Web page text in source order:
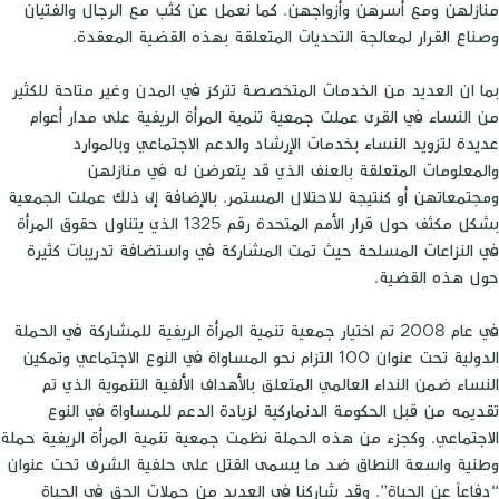
منازلهن ومع أسرهن وأزواجهن. كما نعمل عن كثب مع الرجال والفتيان
وصناع القرار لمعالجة التحديات المتعلقة بهذه القضية المعقدة.
بما ان العديد من الخدمات المتخصصة تتركز في المدن وغير متاحة للكثير
من النساء في القرى عملت جمعية تنمية المرأة الريفية على مدار أعوام
عديدة لتزويد النساء بخدمات الإرشاد والدعم الاجتماعي وبالموارد
والمعلومات المتعلقة بالعنف الذي قد يتعرضن له في منازلهن
ومجتمعاتهن أو كنتيجة للاحتلال المستمر. بالإضافة إلى ذلك عملت الجمعية
بشكل مكثف حول قرار الأمم المتحدة رقم 1325 الذي يتناول حقوق المرأة
في النزاعات المسلحة حيث تمت المشاركة في واستضافة تدريبات كثيرة
حول هذه القضية.
في عام 2008 تم اختيار جمعية تنمية المرأة الريفية للمشاركة في الحملة
الدولية تحت عنوان 100 التزام نحو المساواة في النوع الاجتماعي وتمكين
النساء ضمن النداء العالمي المتعلق بالأهداف الألفية التنموية الذي تم
تقديمه من قبل الحكومة الدنماركية لزيادة الدعم للمساواة في النوع
الاجتماعي. وكجزء من هذه الحملة نظمت جمعية تنمية المرأة الريفية حملة
وطنية واسعة النطاق ضد ما يسمى القتل على حلفية الشرف تحت عنوان
“دفاعاً عن الحياة”. وقد شاركنا في العديد من حملات الحق في الحياة